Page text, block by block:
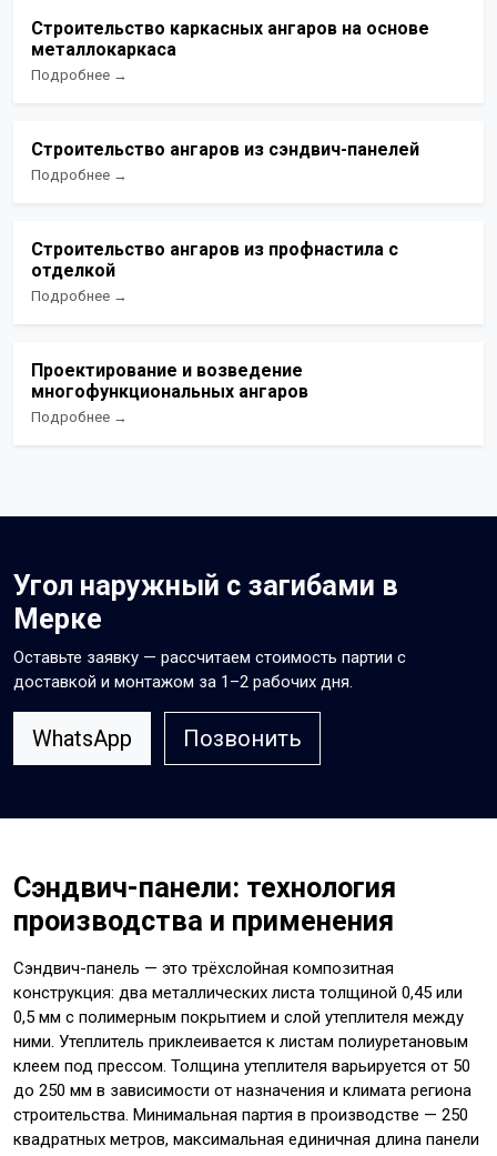
Строительство каркасных ангаров на основе
металлокаркаса
Подробнее →
Строительство ангаров из сэндвич-панелей
Подробнее →
Строительство ангаров из профнастила с
отделкой
Подробнее →
Проектирование и возведение
многофункциональных ангаров
Подробнее →
Угол наружный с загибами в
Мерке
Оставьте заявку — рассчитаем стоимость партии с
доставкой и монтажом за 1–2 рабочих дня.
WhatsApp Позвонить
Сэндвич-панели: технология
производства и применения
Сэндвич-панель — это трёхслойная композитная
конструкция: два металлических листа толщиной 0,45 или
0,5 мм с полимерным покрытием и слой утеплителя между
ними. Утеплитель приклеивается к листам полиуретановым
клеем под прессом. Толщина утеплителя варьируется от 50
до 250 мм в зависимости от назначения и климата региона
строительства. Минимальная партия в производстве — 250
квадратных метров, максимальная единичная длина панели